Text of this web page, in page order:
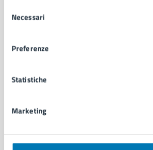
delNecessari
Preferenze
Statistiche
Marketing
Uffici
Personale amministrativo
Intranet, posta aziendale e protocollo
CATEGORIE DI SERVIZIO